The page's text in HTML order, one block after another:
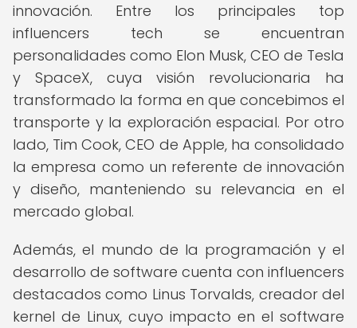
innovación. Entre los principales top
influencers tech se encuentran
personalidades como Elon Musk, CEO de Tesla
y SpaceX, cuya visión revolucionaria ha
transformado la forma en que concebimos el
transporte y la exploración espacial. Por otro
lado, Tim Cook, CEO de Apple, ha consolidado
la empresa como un referente de innovación
y diseño, manteniendo su relevancia en el
mercado global.
Además, el mundo de la programación y el
desarrollo de software cuenta con influencers
destacados como Linus Torvalds, creador del
kernel de Linux, cuyo impacto en el software